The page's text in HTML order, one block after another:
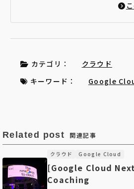
カテゴリ：
クラウド
キーワード：
Google
Related post 関連記事
クラウド Google Cloud
[Google Cloud
Coaching